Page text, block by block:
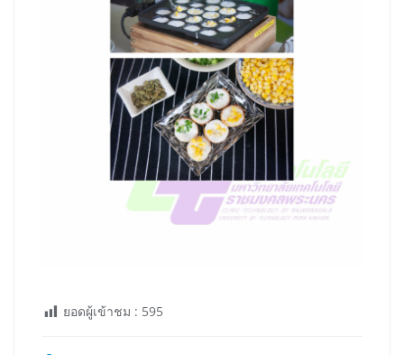
ยอดผู้เข้าชม : 595